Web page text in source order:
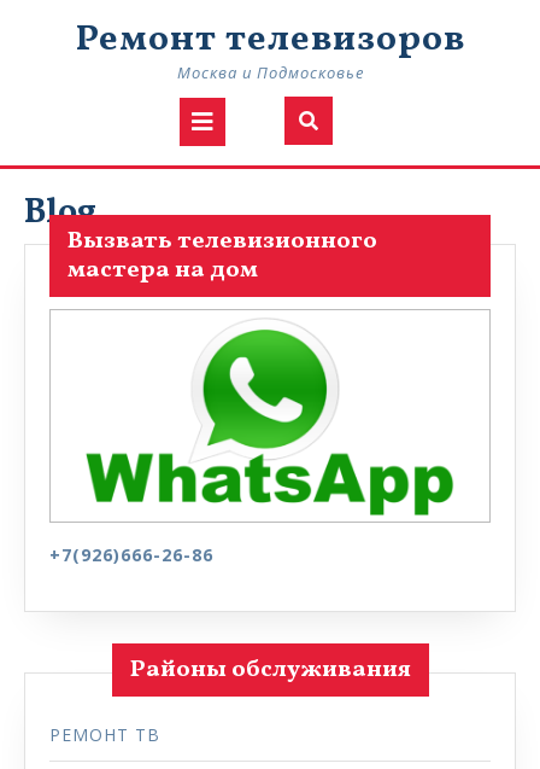
Ремонт телевизоров
Москва и Подмосковье
Blog
Вызвать телевизионного
мастера на дом
+7(926)666-26-86
Районы обслуживания
РЕМОНТ ТВ